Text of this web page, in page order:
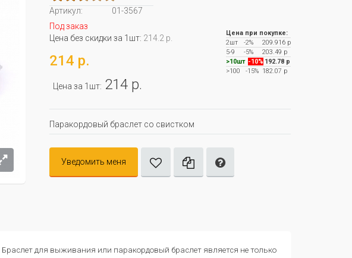
Артикул:
01-3567
Под заказ
Цена без скидки за 1шт: 214.2 р.
214 р.
Цена за 1шт: 214 р.
Цена при покупке:
2шт
-2%
209.916 р
5-9
-5%
203.49 р
>10шт -10% 192.78 р
>100
-15%182.07 р
Паракордовый браслет со свистком
Уведомить меня
Браслет для выживания или паракордовый браслет является не только